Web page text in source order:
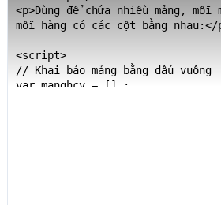
<p>Dùng để chứa nhiều mảng, mỗi
mỗi hàng có các cột bằng nhau:</
<script>
// Khai báo mảng bằng dấu vuông
var manghcv = [] ;